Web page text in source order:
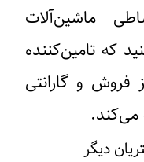
ماشین‌آلات
که تامین‌کننده
و گارانتی
می‌کند.
دیگر